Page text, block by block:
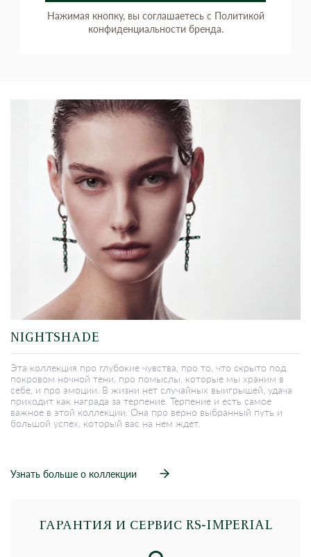
Нажимая кнопку, вы соглашаетесь с Политикой
конфиденциальности бренда.
NIGHTSHADE
Эта коллекция про глубокие чувства, про то, что скрыто под
покровом ночной тени, про помыслы, которые мы храним в
себе, и про эмоции. В жизни нет случайных выигрышей, удача
приходит как награда за терпение. Терпение и есть самое
важное в этой коллекции. Она про верно выбранный путь и
большой успех, который вас на нем ждет.
Узнать больше о коллекции
ГАРАНТИЯ И СЕРВИС RS‑IMPERIAL